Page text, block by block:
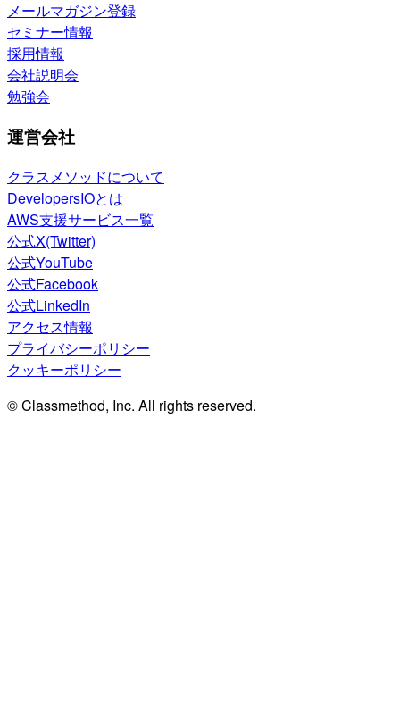
メールマガジン登録
セミナー情報
採用情報
会社説明会
勉強会
運営会社
クラスメソッドについて
DevelopersIOとは
AWS支援サービス一覧
公式X(Twitter)
公式YouTube
公式Facebook
公式LinkedIn
アクセス情報
プライバシーポリシー
クッキーポリシー
© Classmethod, Inc. All rights reserved.